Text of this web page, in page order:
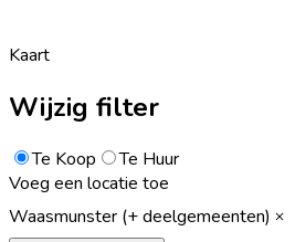
Kaart
Wijzig filter
Te Koop
Te Huur
Voeg een locatie toe
Waasmunster (+ deelgemeenten)